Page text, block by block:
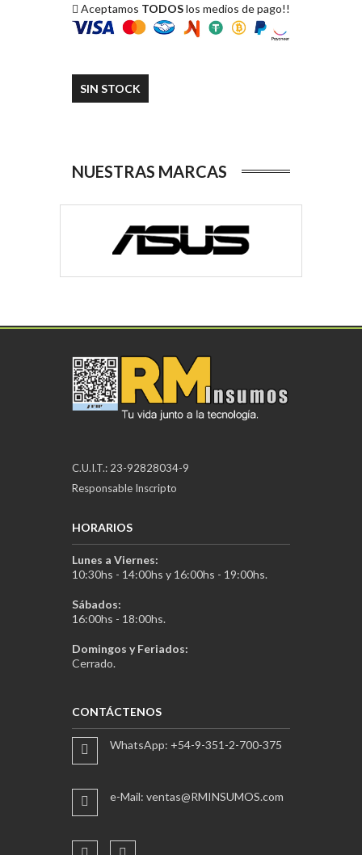
Aceptamos TODOSlos medios de pago!!
SIN STOCK
NUESTRAS MARCAS
C.U.I.T.: 23-92828034-9
Responsable Inscripto
HORARIOS
Lunes a Viernes:
10:30hs - 14:00hs y 16:00hs - 19:00hs.
Sábados:
16:00hs - 18:00hs.
Domingos y Feriados:
Cerrado.
CONTÁCTENOS
WhatsApp: +54-9-351-2-700-375
e-Mail: ventas@RMINSUMOS.com